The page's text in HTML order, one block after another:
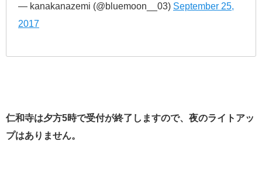
— kanakanazemi (@bluemoon__03) September 25,
2017
仁和寺は夕方5時で受付が終了しますので、夜のライトアッ
プはありません。